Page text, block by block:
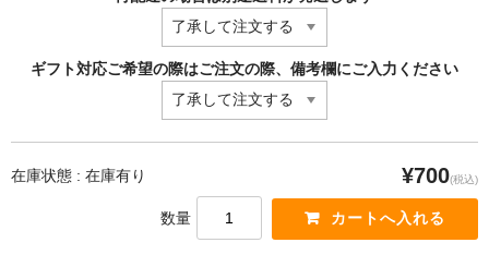
ギフト対応ご希望の際はご注文の際、備考欄にご入力ください
在庫状態 : 在庫有り ¥700(税込)
数量